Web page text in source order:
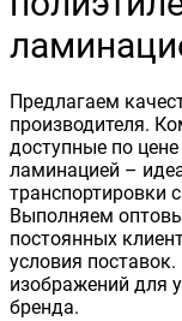
Предлагаем
производителя.
доступные по
ламинацией –
транспортировки
Выполняем
постоянных
условия
изображений для
бренда.